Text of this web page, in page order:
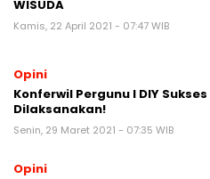
WISUDA
Kamis, 22 April 2021 - 07:47 WIB
Opini
Konferwil Pergunu I DIY Sukses
Dilaksanakan!
Senin, 29 Maret 2021 - 07:35 WIB
Opini